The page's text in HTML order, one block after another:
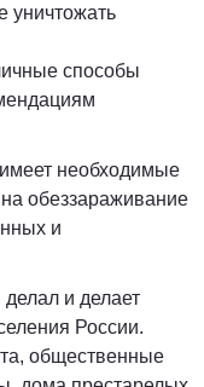
уничтожать
способы
необходимые
обеззараживание
и
и делает
России.
общественные